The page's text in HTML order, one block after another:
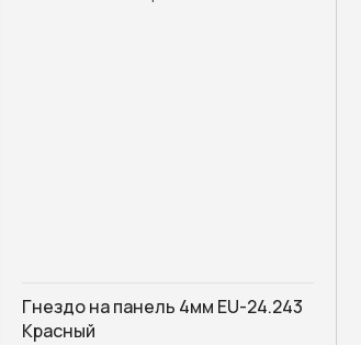
Гнездо на панель 4мм EU-24.243
Красный